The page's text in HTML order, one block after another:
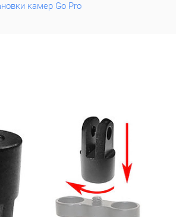
камер Go Pro